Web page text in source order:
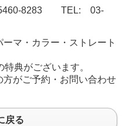
8283 TEL: 03-
マ・カラー・ストレート
典がございます。
がご予約・お問い合わせ
戻る